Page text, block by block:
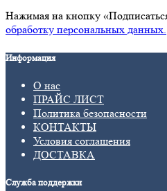
Нажимая на кнопку
обработку персональных данных.
Информация
О нас
ПРАЙС ЛИСТ
Политика безопасности
КОНТАКТЫ
Условия соглашения
ДОСТАВКА
Служба поддержки